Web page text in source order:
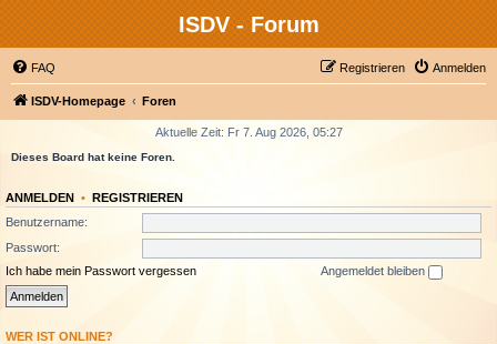
ISDV - Forum
FAQ Anmelden
Registrieren
ISDV-Homepage Foren
Aktuelle Zeit: Fr 7. Aug 2026, 05:27
Dieses Board hat keine Foren.
ANMELDEN • REGISTRIEREN
Benutzername:
Passwort:
Ich habe mein Passwort vergessen
Angemeldet bleiben
WER IST ONLINE?